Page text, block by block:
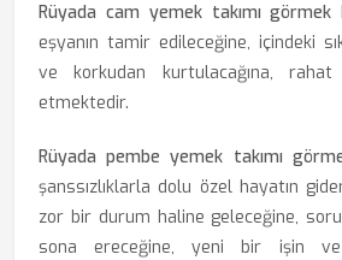
Rüyada cam yemek takımı görmek
eşyanın tamir edileceğine, içindeki
ve korkudan kurtulacağına,
etmektedir.
Rüyada pembe yemek takımı
şanssızlıklarla dolu özel hayatın
zor bir durum haline geleceğine,
sona ereceğine, yeni bir işin ve